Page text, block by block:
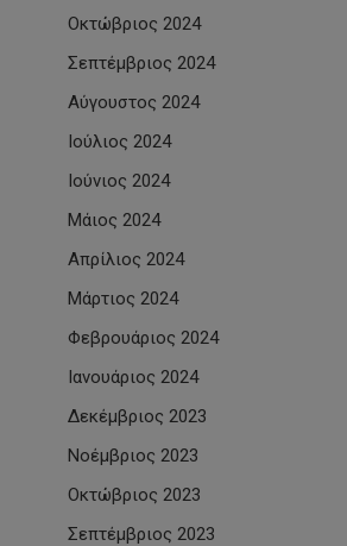
Οκτώβριος 2024
Σεπτέμβριος 2024
Αύγουστος 2024
Ιούλιος 2024
Ιούνιος 2024
Μάιος 2024
Απρίλιος 2024
Μάρτιος 2024
Φεβρουάριος 2024
Ιανουάριος 2024
Δεκέμβριος 2023
Νοέμβριος 2023
Οκτώβριος 2023
Σεπτέμβριος 2023